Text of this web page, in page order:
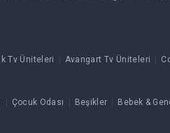
Tv Üniteleri Avangart Tv Üniteleri
Çocuk Odası Beşikler Bebek &